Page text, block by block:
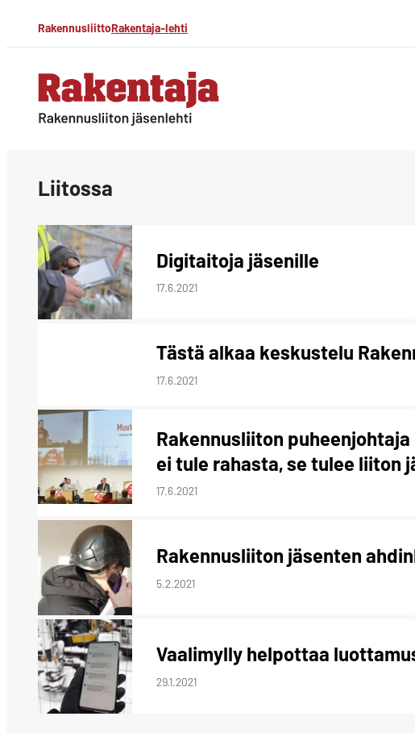
Siirry
suoraan
sisältöön
RakennusliittoRakentaja-lehti
Rakentaja-lehti
Liitossa
Digitaitoja jäsenille
17.6.2021
Tästä alkaa keskustelu
17.6.2021
Rakennusliiton
ei tule rahasta, se tulee liiton
17.6.2021
Rakennusliiton jäsenten
5.2.2021
Vaalimylly helpottaa
29.1.2021